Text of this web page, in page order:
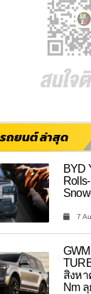
ถยนต์ ล่าสุด
BYD
7
สิงห
Nm